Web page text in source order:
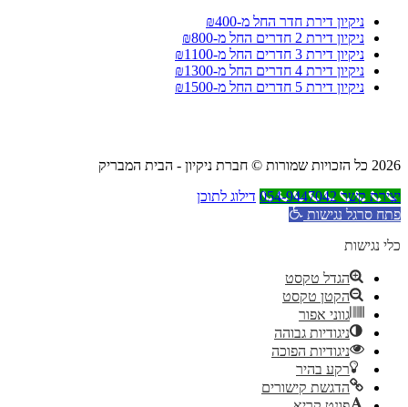
ניקיון דירת חדר החל מ-₪400
ניקיון דירת 2 חדרים החל מ-₪800
ניקיון דירת 3 חדרים החל מ-₪1100
ניקיון דירת 4 חדרים החל מ-₪1300
ניקיון דירת 5 חדרים החל מ-₪1500
2026 כל הזכויות שמורות © חברת ניקיון - הבית המבריק
יצירת קשר 054-9447042
דילוג לתוכן
פתח סרגל נגישות
כלי נגישות
הגדל טקסט
הקטן טקסט
גווני אפור
ניגודיות גבוהה
ניגודיות הפוכה
רקע בהיר
הדגשת קישורים